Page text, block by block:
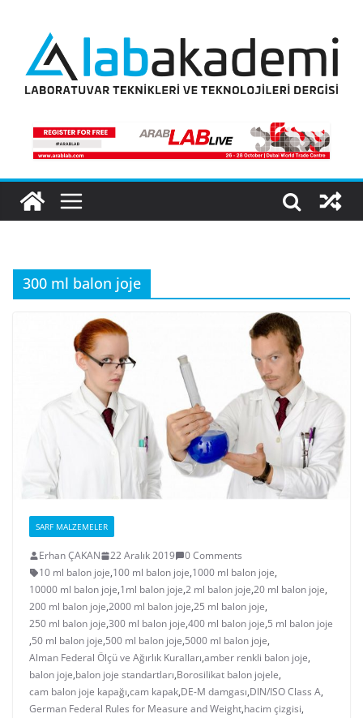
content
300 ml balon joje
SARF MALZEMELER
Erhan ÇAKAN 22 Aralık 2019
0 Comments
10 ml balon joje,100 ml balon joje,1000 ml balon joje,
10000 ml balon joje,1ml balon joje,2 ml balon joje,20 ml balon joje,
200 ml balon joje,2000 ml balon joje,25 ml balon joje,
250 ml balon joje,300 ml balon joje,400 ml balon joje,5 ml balon joje
,50 ml balon joje,500 ml balon joje,5000 ml balon joje,
Alman Federal Ölçü ve Ağırlık Kuralları,amber renkli balon joje,
balon joje,balon joje standartları,Borosilikat balon jojele,
cam balon joje kapağı,cam kapak,DE-M damgası,DIN/ISO Class A,
German Federal Rules for Measure and Weight,hacim çizgisi,